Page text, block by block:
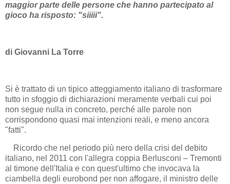
maggior parte delle persone che hanno partecipato al
gioco ha risposto: "siiiii".
di Giovanni La Torre
Si è trattato di un tipico atteggiamento italiano di trasformare
tutto in sfoggio di dichiarazioni meramente verbali cui poi
non segue nulla in concreto, perché alle parole non
corrispondono quasi mai intenzioni reali, e meno ancora
"fatti".
Ricordo che nel periodo più nero della crisi del debito
italiano, nel 2011 con l'allegra coppia Berlusconi – Tremonti
al timone dell'Italia e con quest'ultimo che invocava la
ciambella degli eurobond per non affogare, il ministro delle